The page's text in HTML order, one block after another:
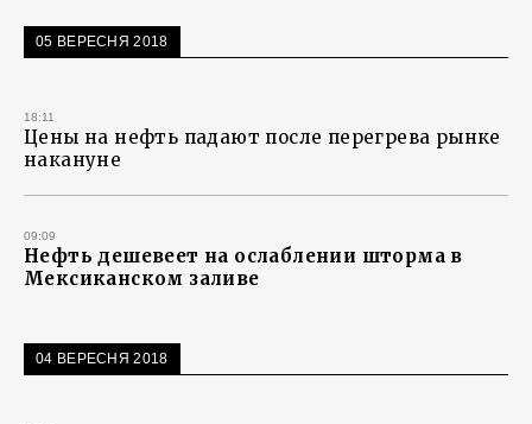
05 ВЕРЕСНЯ 2018
18:11
Цены на нефть падают после перегрева рынке
накануне
09:09
Нефть дешевеет на ослаблении шторма в
Мексиканском заливе
04 ВЕРЕСНЯ 2018